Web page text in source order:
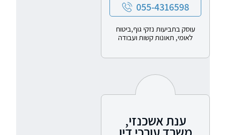
055-4316598
עוסק בתביעות נזקי גוף,ביטוח
לאומי, תאונות קשות ועבודה
ענת אשכנזי,